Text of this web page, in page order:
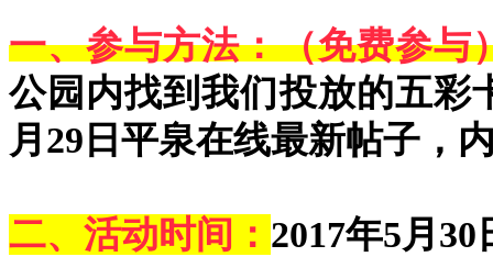
一、参与方法：（免费参与
公园内找到我们投放的五彩
月29日平泉在线最新帖子，
二、活动时间： 2017年5月